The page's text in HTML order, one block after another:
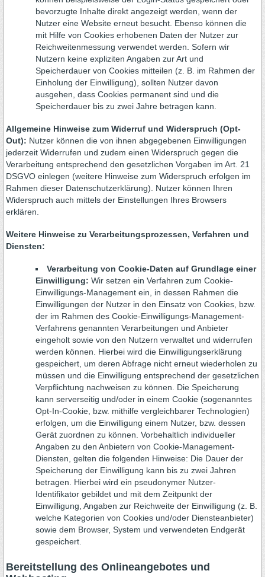
bevorzugte Inhalte direkt angezeigt werden, wenn der
Nutzer eine Website erneut besucht. Ebenso können die
mit Hilfe von Cookies erhobenen Daten der Nutzer zur
Reichweitenmessung verwendet werden. Sofern wir
Nutzern keine expliziten Angaben zur Art und
Speicherdauer von Cookies mitteilen (z. B. im Rahmen der
Einholung der Einwilligung), sollten Nutzer davon
ausgehen, dass Cookies permanent sind und die
Speicherdauer bis zu zwei Jahre betragen kann.
Allgemeine Hinweise zum Widerruf und Widerspruch (Opt-
Out): Nutzer können die von ihnen abgegebenen Einwilligungen
jederzeit Widerrufen und zudem einen Widerspruch gegen die
Verarbeitung entsprechend den gesetzlichen Vorgaben im Art. 21
DSGVO einlegen (weitere Hinweise zum Widerspruch erfolgen im
Rahmen dieser Datenschutzerklärung). Nutzer können Ihren
Widerspruch auch mittels der Einstellungen Ihres Browsers
erklären.
Weitere Hinweise zu Verarbeitungsprozessen, Verfahren und
Diensten:
Verarbeitung von Cookie-Daten auf Grundlage einer
Einwilligung: Wir setzen ein Verfahren zum Cookie-
Einwilligungs-Management ein, in dessen Rahmen die
Einwilligungen der Nutzer in den Einsatz von Cookies, bzw.
der im Rahmen des Cookie-Einwilligungs-Management-
Verfahrens genannten Verarbeitungen und Anbieter
eingeholt sowie von den Nutzern verwaltet und widerrufen
werden können. Hierbei wird die Einwilligungserklärung
gespeichert, um deren Abfrage nicht erneut wiederholen zu
müssen und die Einwilligung entsprechend der gesetzlichen
Verpflichtung nachweisen zu können. Die Speicherung
kann serverseitig und/oder in einem Cookie (sogenanntes
Opt-In-Cookie, bzw. mithilfe vergleichbarer Technologien)
erfolgen, um die Einwilligung einem Nutzer, bzw. dessen
Gerät zuordnen zu können. Vorbehaltlich individueller
Angaben zu den Anbietern von Cookie-Management-
Diensten, gelten die folgenden Hinweise: Die Dauer der
Speicherung der Einwilligung kann bis zu zwei Jahren
betragen. Hierbei wird ein pseudonymer Nutzer-
Identifikator gebildet und mit dem Zeitpunkt der
Einwilligung, Angaben zur Reichweite der Einwilligung (z. B.
welche Kategorien von Cookies und/oder Diensteanbieter)
sowie dem Browser, System und verwendeten Endgerät
gespeichert.
Bereitstellung des Onlineangebotes und